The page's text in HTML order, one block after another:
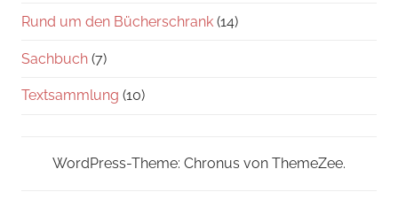
Rund um den Bücherschrank (14)
Sachbuch (7)
Textsammlung (10)
WordPress-Theme: Chronus von ThemeZee.